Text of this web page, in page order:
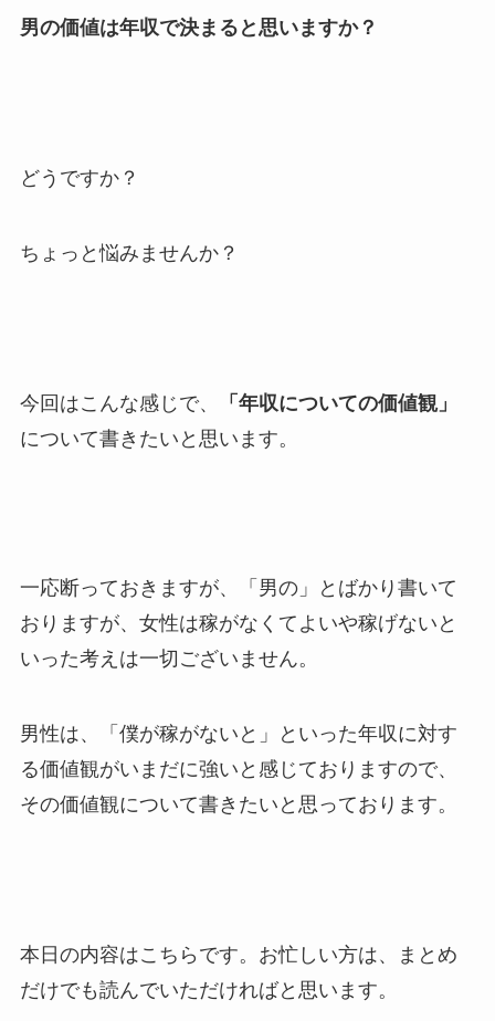
男の価値は年収で決まると思いますか？
どうですか？
ちょっと悩みませんか？
今回はこんな感じで、
「年収についての価値観」
について書きたいと思います。
一応断っておきますが、「男の」とばかり書いて
おりますが、女性は稼がなくてよいや稼げないと
いった考えは一切ございません。
男性は、「僕が稼がないと」といった年収に対す
る価値観がいまだに強いと感じておりますので、
その価値観について書きたいと思っております。
本日の内容はこちらです。お忙しい方は、まとめ
だけでも読んでいただければと思います。